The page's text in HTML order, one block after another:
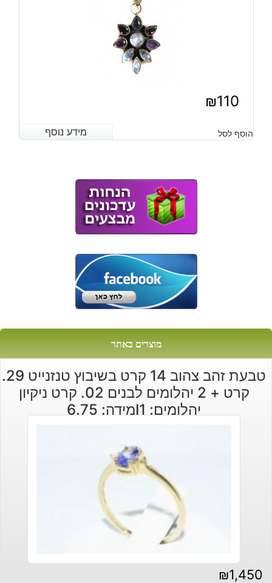
₪110
מידע נוסף הוסף לסל מידע נוסף
מוצרים באתר
טבעת זהב צהוב 14 קרט בשיבוץ טנזנייט 29.
קרט + 2 יהלומים לבנים 02. קרט ניקיון
יהלומים: I1מידה: 6.75
₪1,450